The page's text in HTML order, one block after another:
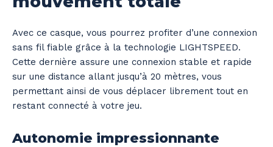
Avec ce casque, vous pourrez profiter d’une connexion
sans fil fiable grâce à la technologie LIGHTSPEED.
Cette dernière assure une connexion stable et rapide
sur une distance allant jusqu’à 20 mètres, vous
permettant ainsi de vous déplacer librement tout en
restant connecté à votre jeu.
Autonomie impressionnante